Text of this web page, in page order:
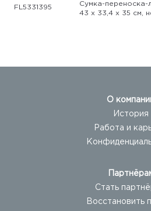
FL5331395
Сумка-переноска-
43 х 33,4 х 35 см,
О
История
Работа и
Стать
Восстановить